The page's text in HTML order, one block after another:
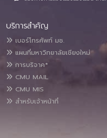
บริการสำคัญ
เบอร์โทรศัพท์ มช.
แผนที่มหาวิทยาลัยเชียงใหม่
การบริจาค*
CMU MAIL
CMU MIS
สำหรับเจ้าหน้าที่